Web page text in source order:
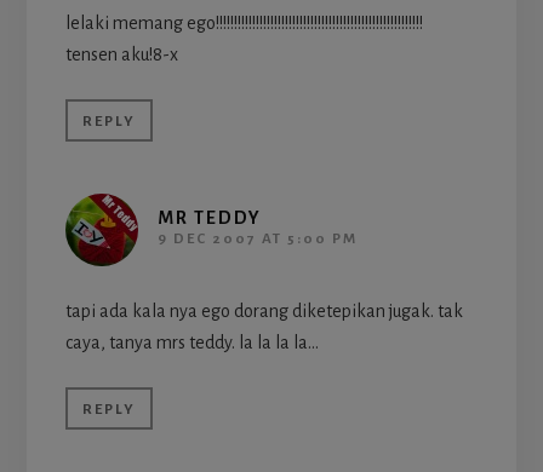
lelaki memang ego!!!!!!!!!!!!!!!!!!!!!!!!!!!!!!!!!!!!!!!!!!!!!!!!!!!!!!!!!
tensen aku!8-x
REPLY
MR TEDDY
9 DEC 2007 AT 5:00 PM
tapi ada kala nya ego dorang diketepikan jugak. tak
caya, tanya mrs teddy. la la la la…
REPLY